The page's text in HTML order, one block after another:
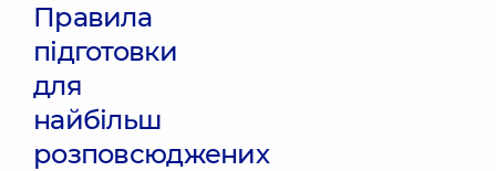
Правила
підготовки
для
найбільш
розповсюджених